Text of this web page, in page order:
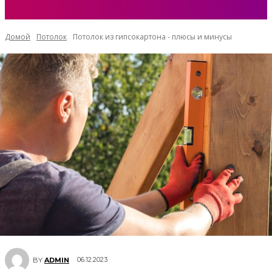
Домой Потолок Потолок из гипсокартона - плюсы и минусы
BY ADMIN 06.12.2023